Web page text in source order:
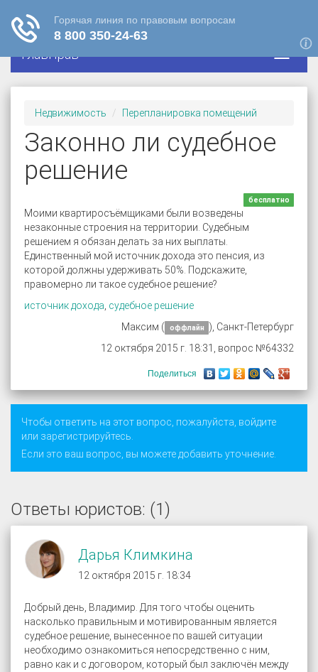
ГлавПрав
Недвижимость Перепланировка помещений
Законно ли судебное
решение
бесплатно
Моими квартиросъёмщиками были возведены
незаконные строения на территории. Судебным
решением я обязан делать за них выплаты.
Единственный мой источник дохода это пенсия, из
которой должны удерживать 50%. Подскажите,
правомерно ли такое судебное решение?
источник дохода судебное решение
Максим (
оффлайн
), Санкт-Петербург
12 октября 2015 г. 18:31, вопрос №64332
Поделиться
Чтобы ответить на этот вопрос, пожалуйста, войдите
или зарегистрируйтесь.
Если это ваш вопрос, вы можете добавить уточнение.
Ответы юристов: (1)
Дарья Климкина
12 октября 2015 г. 18:34
Добрый день, Владимир. Для того чтобы оценить
насколько правильным и мотивированным является
судебное решение, вынесенное по вашей ситуации
необходимо ознакомиться непосредственно с ним,
равно как и с договором, который был заключён между